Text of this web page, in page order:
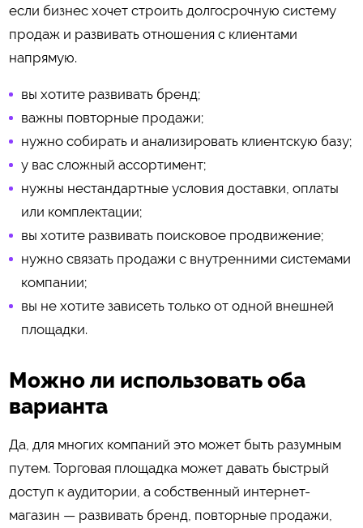
если бизнес хочет строить долгосрочную систему
продаж и развивать отношения с клиентами
напрямую.
вы хотите развивать бренд;
важны повторные продажи;
нужно собирать и анализировать клиентскую базу;
у вас сложный ассортимент;
нужны нестандартные условия доставки, оплаты
или комплектации;
вы хотите развивать поисковое продвижение;
нужно связать продажи с внутренними системами
компании;
вы не хотите зависеть только от одной внешней
площадки.
Можно ли использовать оба
варианта
Да, для многих компаний это может быть разумным
путем. Торговая площадка может давать быстрый
доступ к аудитории, а собственный интернет-
магазин — развивать бренд, повторные продажи,